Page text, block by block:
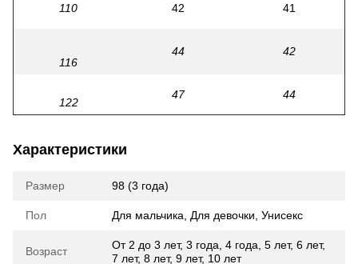
110 42 41
116
44 42
122
47 44
Характеристики
Размер 98 (3 года)
Пол Для мальчика Для девочки Унисекс
Возраст От 2 до 3 лет, 3 года 4 года 5 лет, 6 лет,
7 лет, 8 лет, 9 лет, 10 лет